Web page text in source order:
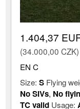
1.404,37
(34.000,00 CZK)
EN C
Size:S Flying
No SIVs, No
TC valid Usage: